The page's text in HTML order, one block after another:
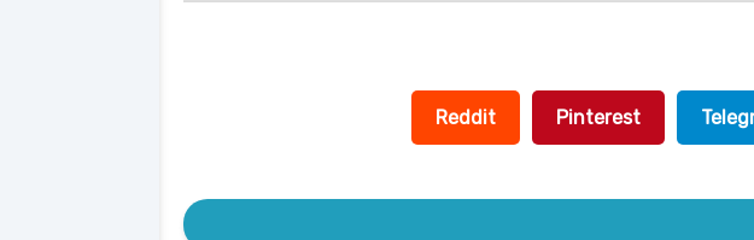
Pinterest
Reddit